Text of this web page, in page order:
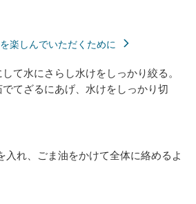
楽しんでいただくために
て水にさらし水けをしっかり絞る。
てざるにあげ、水けをしっかり切
入れ、ごま油をかけて全体に絡めるよ